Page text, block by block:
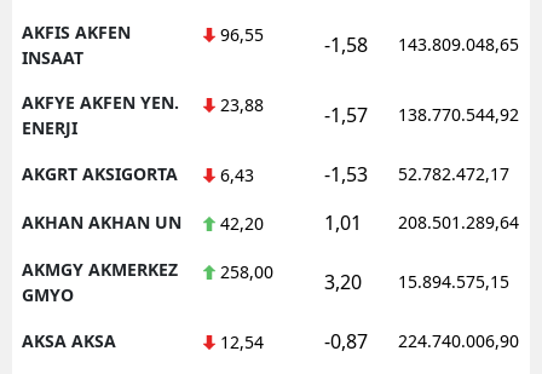
AKFIS AKFEN
INSAAT
96,55 -1,58 143.809.048,65
AKFYE AKFEN YEN.
ENERJI
23,88 -1,57 138.770.544,92
AKGRT AKSIGORTA 6,43 -1,53 52.782.472,17
AKHAN AKHAN UN 42,20 1,01 208.501.289,64
AKMGY AKMERKEZ
GMYO
258,00 3,20 15.894.575,15
AKSA AKSA 12,54 -0,87 224.740.006,90